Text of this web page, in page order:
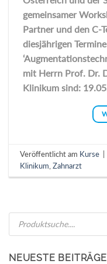
gemeinsamer
Partner und den C-
diesjährigen
mit Herrn Prof. Dr.
Klinikum sind:
Veröffentlicht am Kurse
Klinikum ,Zahnarzt
Products
search
NEUESTE BEITRÄGE